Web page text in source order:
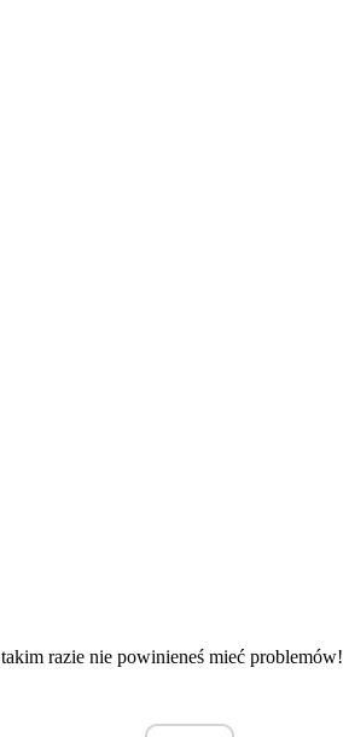
razie nie powinieneś mieć problemów!